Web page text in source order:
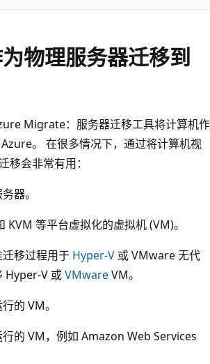
物理服务器迁移到
Migrate：服务器迁移工具将计算机作
。 在很多情况下，通过将计算机视
移会非常有用：
器。
KVM 等平台虚拟化的虚拟机 (VM)。
移过程用于 Hyper-V 或 VMware 无代
Hyper-V 或VMwareVM。
的 VM。
的 VM，例如 Amazon Web Services